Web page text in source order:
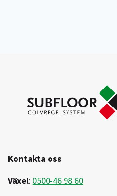
Kontakta oss
Växel: 0500-46 98 60